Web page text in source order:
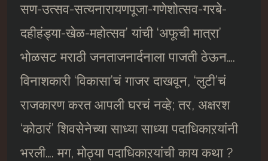
सण-उत्सव-सत्यनारायणपूजा-गणेशोत्सव-गरबे-
दहीहंड्या-खेळ-महोत्सव’ यांची ‘अफूची मात्रा’
भोळसट मराठी जनताजनार्दनाला पाजती ठेऊन….
विनाशकारी ‘विकासा’चं गाजर दाखवून, ‘लुटी’चं
राजकारण करत आपली घरचं नव्हे; तर, अक्षरश
‘कोठारं’ शिवसेनेच्या साध्या साध्या पदाधिकाऱयांनी
भरली…. मग, मोठ्या पदाधिकाऱयांची काय कथा ?